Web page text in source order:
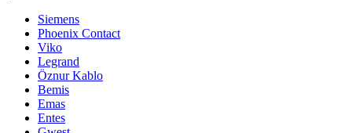
Siemens
Phoenix Contact
Viko
Legrand
Öznur Kablo
Bemis
Emas
Entes